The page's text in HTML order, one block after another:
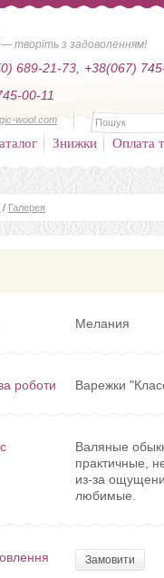
— творіть з задоволенням!
689-21-73,
+38(067)
00-11
wool.com
Знижки Оплата
/ Галерея
Мелания
роботи Варежки
Валяные
практичные,
из-за
любимые.
Замовити